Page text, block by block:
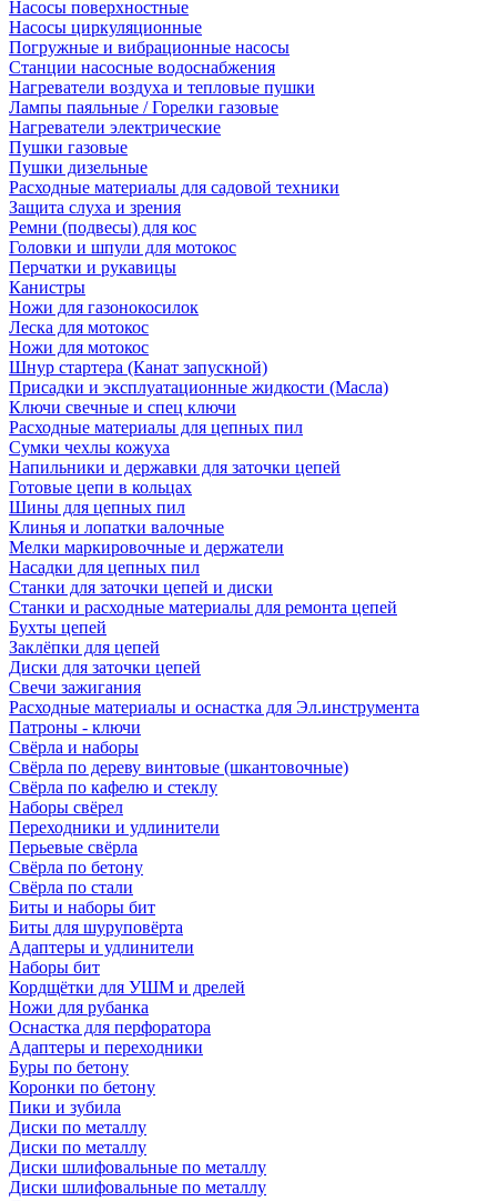
Насосы поверхностные
Насосы циркуляционные
Погружные и вибрационные насосы
Станции насосные водоснабжения
Нагреватели воздуха и тепловые пушки
Лампы паяльные / Горелки газовые
Нагреватели электрические
Пушки газовые
Пушки дизельные
Расходные материалы для садовой техники
Защита слуха и зрения
Ремни (подвесы) для кос
Головки и шпули для мотокос
Перчатки и рукавицы
Канистры
Ножи для газонокосилок
Леска для мотокос
Ножи для мотокос
Шнур стартера (Канат запускной)
Присадки и эксплуатационные жидкости (Масла)
Ключи свечные и спец ключи
Расходные материалы для цепных пил
Сумки чехлы кожуха
Напильники и державки для заточки цепей
Готовые цепи в кольцах
Шины для цепных пил
Клинья и лопатки валочные
Мелки маркировочные и держатели
Насадки для цепных пил
Станки для заточки цепей и диски
Станки и расходные материалы для ремонта цепей
Бухты цепей
Заклёпки для цепей
Диски для заточки цепей
Свечи зажигания
Расходные материалы и оснастка для Эл.инструмента
Патроны - ключи
Свёрла и наборы
Свёрла по дереву винтовые (шкантовочные)
Свёрла по кафелю и стеклу
Наборы свёрел
Переходники и удлинители
Перьевые свёрла
Свёрла по бетону
Свёрла по стали
Биты и наборы бит
Биты для шуруповёрта
Адаптеры и удлинители
Наборы бит
Кордщётки для УШМ и дрелей
Ножи для рубанка
Оснастка для перфоратора
Адаптеры и переходники
Буры по бетону
Коронки по бетону
Пики и зубила
Диски по металлу
Диски по металлу
Диски шлифовальные по металлу
Диски шлифовальные по металлу